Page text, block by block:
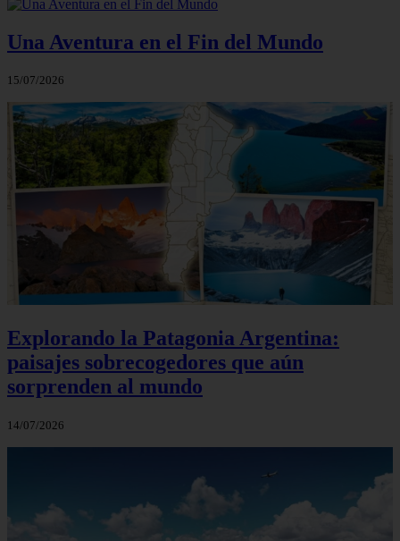
Una Aventura en el Fin del Mundo
15/07/2026
Explorando la Patagonia Argentina:
paisajes sobrecogedores que aún
sorprenden al mundo
14/07/2026